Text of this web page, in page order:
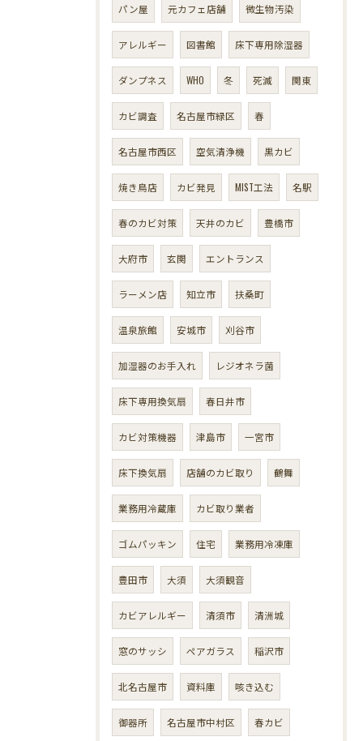
パン屋 元カフェ店舗 微生物汚染
アレルギー 図書館 床下専用除湿器
ダンプネス WHO 冬 死滅 関東
カビ調査 名古屋市緑区 春
名古屋市西区 空気清浄機 黒カビ
焼き鳥店 カビ発見 MIST工法 名駅
春のカビ対策 天井のカビ 豊橋市
大府市 玄関 エントランス
ラーメン店 知立市 扶桑町
温泉旅館 安城市 刈谷市
加湿器のお手入れ レジオネラ菌
床下専用換気扇 春日井市
カビ対策機器 津島市 一宮市
床下換気扇 店舗のカビ取り 鶴舞
業務用冷蔵庫 カビ取り業者
ゴムパッキン 住宅 業務用冷凍庫
豊田市 大須 大須観音
カビアレルギー 清須市 清洲城
窓のサッシ ペアガラス 稲沢市
北名古屋市 資料庫 咳き込む
御器所 名古屋市中村区 春カビ